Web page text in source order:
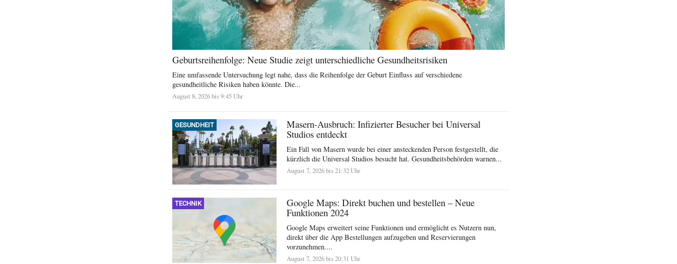
Geburtsreihenfolge: Neue Studie zeigt unterschiedliche Gesundheitsrisiken
Eine umfassende Untersuchung legt nahe, dass die Reihenfolge der Geburt Einfluss auf verschiedene
gesundheitliche Risiken haben könnte. Die...
August 8, 2026 bis 9:45 Uhr
GESUNDHEIT
Masern-Ausbruch: Infizierter Besucher bei Universal
Studios entdeckt
Ein Fall von Masern wurde bei einer ansteckenden Person festgestellt, die
kürzlich die Universal Studios besucht hat. Gesundheitsbehörden warnen...
August 7, 2026 bis 21:32 Uhr
TECHNIK
Google Maps: Direkt buchen und bestellen – Neue
Funktionen 2024
Google Maps erweitert seine Funktionen und ermöglicht es Nutzern nun,
direkt über die App Bestellungen aufzugeben und Reservierungen
vorzunehmen....
August 7, 2026 bis 20:31 Uhr